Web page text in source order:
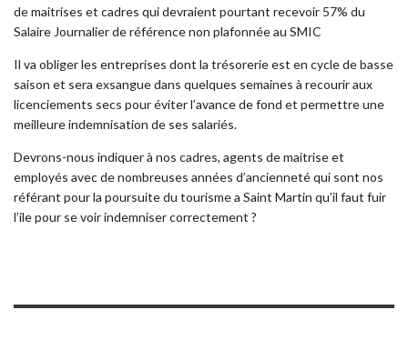
de maitrises et cadres qui devraient pourtant recevoir 57% du
Salaire Journalier de référence non plafonnée au SMIC
Il va obliger les entreprises dont la trésorerie est en cycle de basse
saison et sera exsangue dans quelques semaines à recourir aux
licenciements secs pour éviter l’avance de fond et permettre une
meilleure indemnisation de ses salariés.
Devrons-nous indiquer à nos cadres, agents de maitrise et
employés avec de nombreuses années d’ancienneté qui sont nos
référant pour la poursuite du tourisme a Saint Martin qu’il faut fuir
l’ile pour se voir indemniser correctement ?